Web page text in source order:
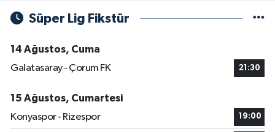
Süper Lig Fikstür
14 Ağustos, Cuma
Galatasaray - Çorum FK
21:30
15 Ağustos, Cumartesi
Konyaspor - Rizespor
19:00